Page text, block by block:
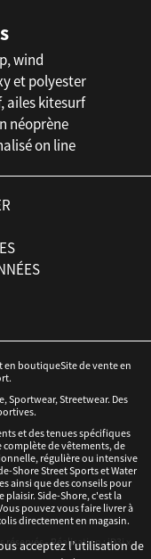
wind
et polyester
ailes kitesurf
néoprène
on line
en boutiqueSite de vente en
Sportwear, Streetwear. Des
et des tenues spécifiques
complète de vêtements, de
régulière ou intensive
Shore Street Sports et Water
ainsi que des conseils pour
Side-Shore, c'est la
pouvez vous faire livrer à
directement en magasin.
réservés - Réalisation :iD3ix
acceptez l’utilisation de